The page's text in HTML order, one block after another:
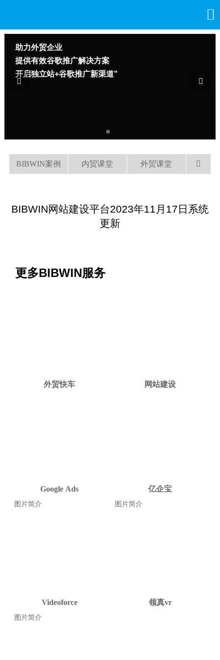

助力外贸企业
提供有效谷歌推广解决方案
开启独立站+谷歌推广新渠道"


BIBWIN案例 内贸课堂 外贸课堂 
BIBWIN网站建设平台2023年11月17日系统
更新
更多BIBWIN服务
外贸快车 网站建设
Google Ads
图片简介
亿企宝
图片简介
Videoforce
图片简介
领真vr